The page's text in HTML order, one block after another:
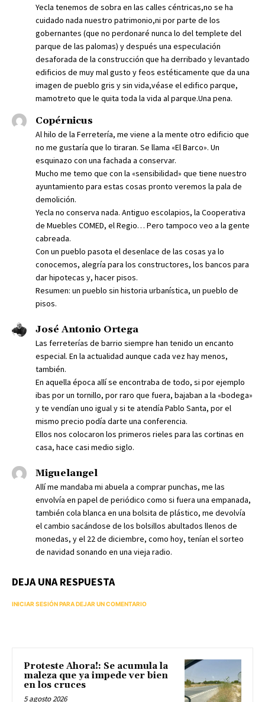
Yecla tenemos de sobra en las calles céntricas,no se ha
cuidado nada nuestro patrimonio,ni por parte de los
gobernantes (que no perdonaré nunca lo del templete del
parque de las palomas) y después una especulación
desaforada de la construcción que ha derribado y levantado
edificios de muy mal gusto y feos estéticamente que da una
imagen de pueblo gris y sin vida,véase el edifico parque,
mamotreto que le quita toda la vida al parque.Una pena.
Copérnicus
Al hilo de la Ferretería, me viene a la mente otro edificio que
no me gustaría que lo tiraran. Se llama «El Barco». Un
esquinazo con una fachada a conservar.
Mucho me temo que con la «sensibilidad» que tiene nuestro
ayuntamiento para estas cosas pronto veremos la pala de
demolición.
Yecla no conserva nada. Antiguo escolapios, la Cooperativa
de Muebles COMED, el Regio… Pero tampoco veo a la gente
cabreada.
Con un pueblo pasota el desenlace de las cosas ya lo
conocemos, alegría para los constructores, los bancos para
dar hipotecas y, hacer pisos.
Resumen: un pueblo sin historia urbanística, un pueblo de
pisos.
José Antonio Ortega
Las ferreterías de barrio siempre han tenido un encanto
especial. En la actualidad aunque cada vez hay menos,
también.
En aquella época allí se encontraba de todo, si por ejemplo
ibas por un tornillo, por raro que fuera, bajaban a la «bodega»
y te vendían uno igual y si te atendía Pablo Santa, por el
mismo precio podía darte una conferencia.
Ellos nos colocaron los primeros rieles para las cortinas en
casa, hace casi medio siglo.
Miguelangel
Allí me mandaba mi abuela a comprar punchas, me las
envolvía en papel de periódico como si fuera una empanada,
también cola blanca en una bolsita de plástico, me devolvía
el cambio sacándose de los bolsillos abultados llenos de
monedas, y el 22 de diciembre, como hoy, tenían el sorteo
de navidad sonando en una vieja radio.
DEJA UNA RESPUESTA
INICIAR SESIÓN PARA DEJAR UN COMENTARIO
Proteste Ahora!: Se acumula la
maleza que ya impede ver bien
en los cruces
5 agosto 2026